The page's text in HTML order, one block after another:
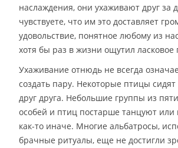
наслаждения, они ухаживают друг за
чувствуете, что им это доставляет
удовольствие, понятное любому из
хотя бы раз в жизни ощутил ласковое
Ухаживание отнюдь не всегда
создать пару. Некоторые птицы
друг друга. Небольшие группы из
особей и птиц постарше танцуют или
как-то иначе. Многие альбатросы,
брачные ритуалы, еще не достигли